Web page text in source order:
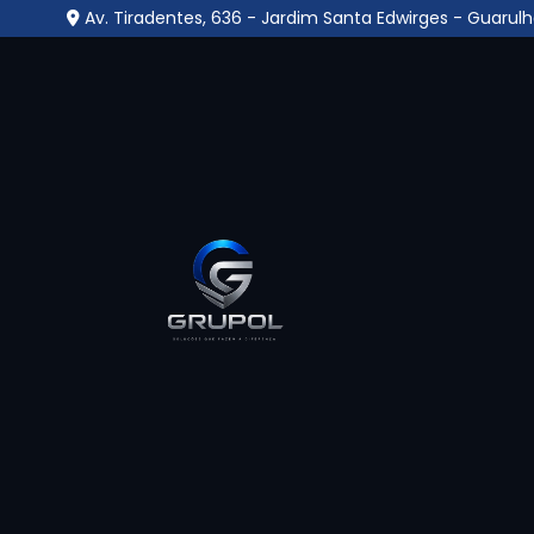
Av. Tiradentes, 636 - Jardim Santa Edwirges -
- Guarulhos
Informações»
garantir a supervisão contínua de
identificação imediata de ocorrências